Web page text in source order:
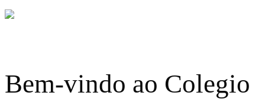
Bem-vindo ao Colegio